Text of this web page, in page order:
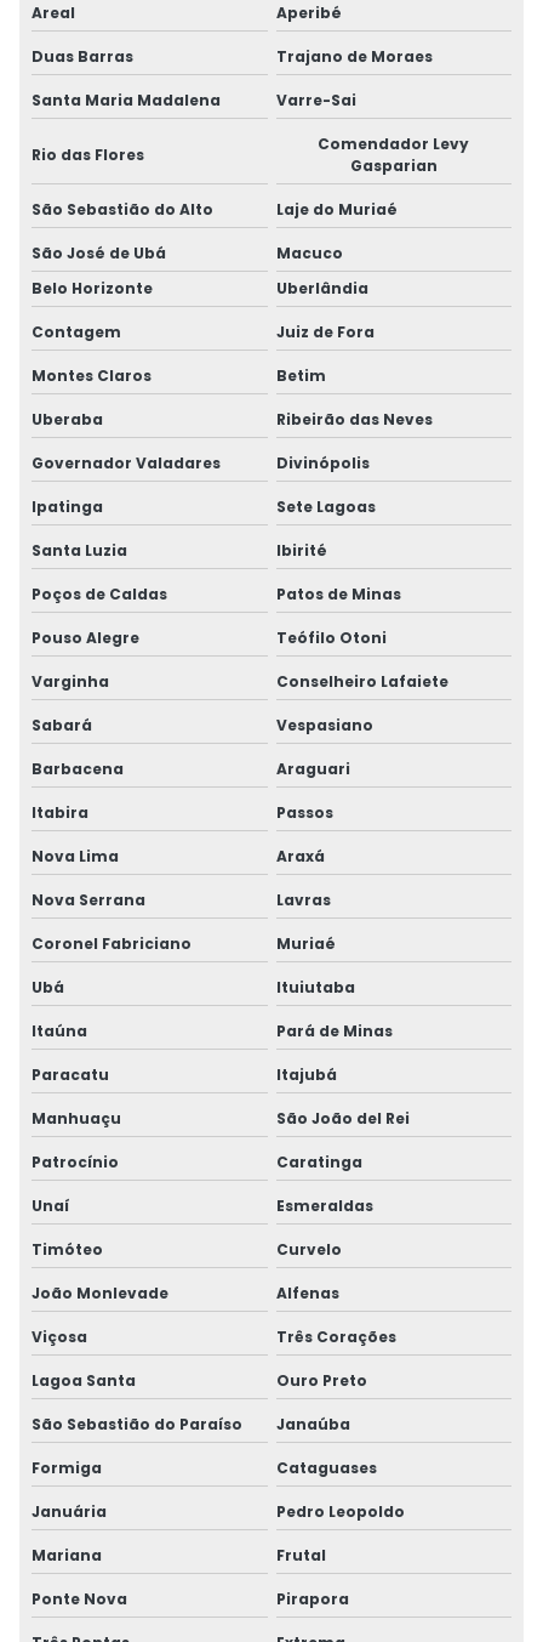
Areal Aperibé
Duas Barras Trajano de Moraes
Santa Maria Madalena Varre-Sai
Rio das Flores
Comendador Levy
Gasparian
São Sebastião do Alto Laje do Muriaé
São José de Ubá
Macuco
Belo Horizonte
Uberlândia
Contagem Juiz de Fora
Montes Claros Betim
Uberaba Ribeirão das Neves
Governador Valadares Divinópolis
Ipatinga Sete Lagoas
Santa Luzia Ibirité
Poços de Caldas Patos de Minas
Pouso Alegre Teófilo Otoni
Varginha Conselheiro Lafaiete
Sabará Vespasiano
Barbacena Araguari
Itabira Passos
Nova Lima Araxá
Nova Serrana Lavras
Coronel Fabriciano Muriaé
Ubá Ituiutaba
Itaúna Pará de Minas
Paracatu Itajubá
Manhuaçu São João del Rei
Patrocínio Caratinga
Unaí Esmeraldas
Timóteo Curvelo
João Monlevade Alfenas
Viçosa Três Corações
Lagoa Santa Ouro Preto
São Sebastião do Paraíso Janaúba
Formiga Cataguases
Januária Pedro Leopoldo
Mariana Frutal
Ponte Nova Pirapora